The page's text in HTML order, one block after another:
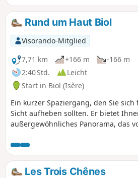
Rund um Haut Biol
Visorando-Mitglied
7,71 km
+166 m
-166 m
2:40 Std.
Leicht
Start in Biol (Isère)
Ein kurzer Spaziergang, den Sie
Sicht aufheben sollten. Er bietet
außergewöhnliches Panorama, das
Gipfel von Belledonne sowie den
bis zu den Gipfeln im Osten des
weist keine besonderen
Les Trois Chênes